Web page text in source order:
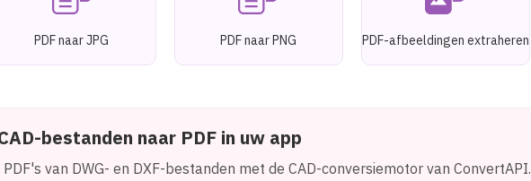
PDF naar JPG PDF naar PNG PDF-afbeeldingen extraheren
bestanden naar PDF in uw app
van DWG- en DXF-bestanden met de CAD-conversiemotor van ConvertAPI.